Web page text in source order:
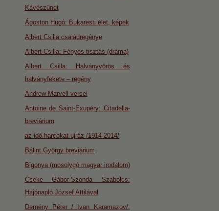
Kávészünet
Ágoston Hugó: Bukaresti élet, képek
Albert Csilla családregénye
Albert Csilla: Fényes tisztás (dráma)
Albert Csilla: Halványvörös és
halványfekete – regény
Andrew Marvell versei
Antoine de Saint-Exupéry: Citadella-
breviárium
az idő harcokat ujráz /1914-2014/
Bálint György breviárium
Bigonya (mosolygó magyar irodalom)
Cseke Gábor-Szonda Szabolcs:
Hajónapló József Attilával
Demény Péter / Ivan Karamazov/: